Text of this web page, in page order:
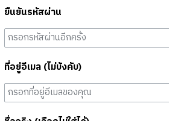
ยืนยันรหัสผ่าน
ที่อยู่อีเมล (ไม่บังคับ)